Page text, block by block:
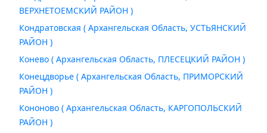
ВЕРХНЕТОЕМСКИЙ РАЙОН )
Кондратовская ( Архангельская Область, УСТЬЯНСКИЙ
РАЙОН )
Конево ( Архангельская Область, ПЛЕСЕЦКИЙ РАЙОН )
Конецдворье ( Архангельская Область, ПРИМОРСКИЙ
РАЙОН )
Кононово ( Архангельская Область, КАРГОПОЛЬСКИЙ
РАЙОН )